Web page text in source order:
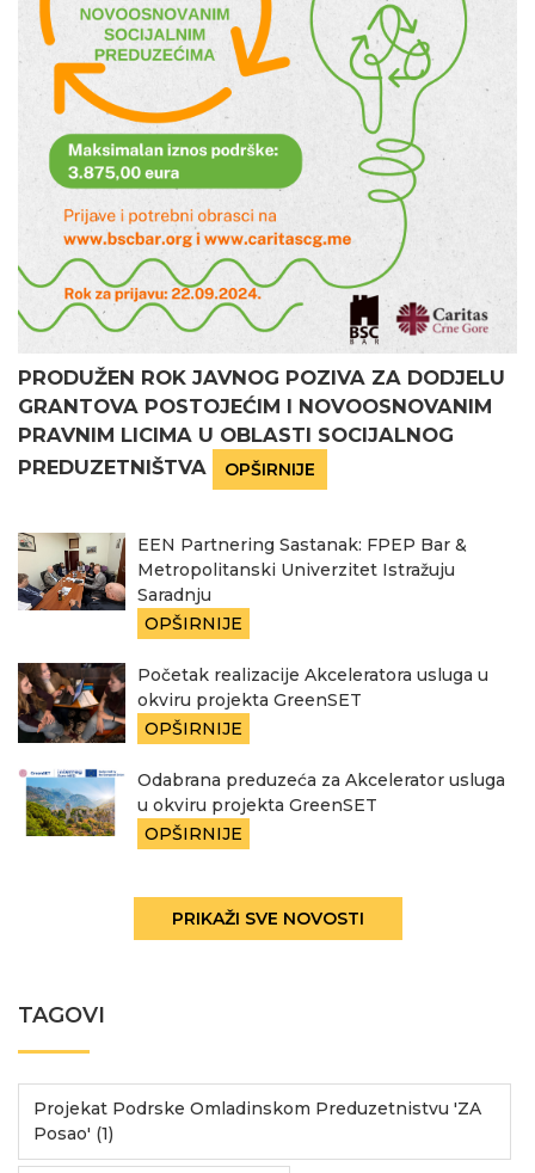
PRODUŽEN ROK JAVNOG POZIVA ZA DODJELU
GRANTOVA POSTOJEĆIM I NOVOOSNOVANIM
PRAVNIM LICIMA U OBLASTI SOCIJALNOG
PREDUZETNIŠTVA
OPŠIRNIJE
EEN Partnering Sastanak: FPEP Bar &
Metropolitanski Univerzitet Istražuju
Saradnju
OPŠIRNIJE
Početak realizacije Akceleratora usluga u
okviru projekta GreenSET
OPŠIRNIJE
Odabrana preduzeća za Akcelerator usluga
u okviru projekta GreenSET
OPŠIRNIJE
PRIKAŽI SVE NOVOSTI
TAGOVI
Projekat Podrske Omladinskom Preduzetnistvu 'ZA
Posao' (1)